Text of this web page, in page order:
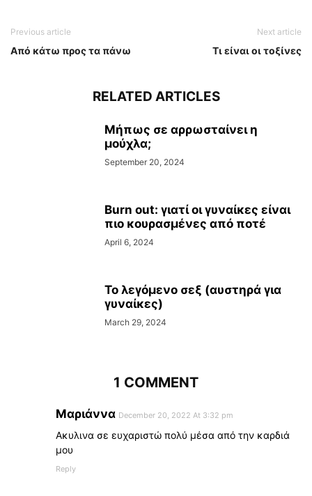
Previous article
Από κάτω προς τα πάνω
Next article
Τι είναι οι τοξίνες
RELATED ARTICLES
Μήπως σε αρρωσταίνει η
μούχλα;
September 20, 2024
Burn out: γιατί οι γυναίκες είναι
πιο κουρασμένες από ποτέ
April 6, 2024
Το λεγόμενο σεξ (αυστηρά για
γυναίκες)
March 29, 2024
1 COMMENT
Μαριάννα December 20, 2022 At 3:32 pm
Ακυλινα σε ευχαριστώ πολύ μέσα από την καρδιά
μου
Reply